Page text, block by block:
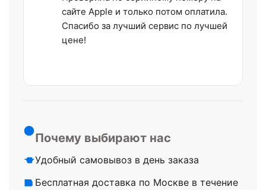
сайте Apple и только потом оплатила.
Спасибо за лучший сервис по лучшей
цене!
Почему выбирают нас
Удобный самовывоз в день заказа
Бесплатная доставка по Москве в течение